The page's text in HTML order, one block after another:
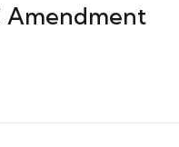
Amendment